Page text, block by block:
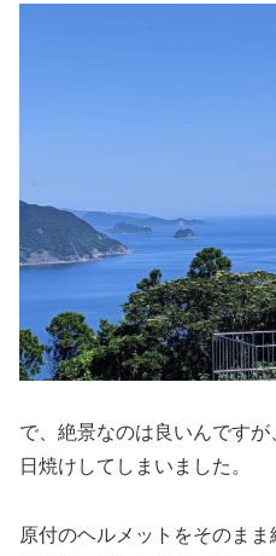
で、絶景なのは良いんです
日焼けしてしまいました。
原付のヘルメットをそのま